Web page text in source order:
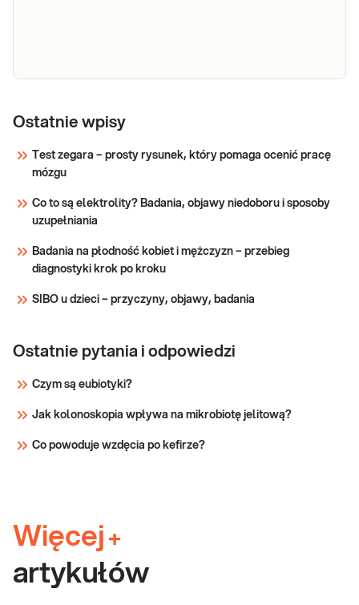
całkowity
cholesterolu całkowitego, (TC, CHOL),
chorób układu sercowo-naczyniowego w skali
Ostatnie wpisy
Test zegara – prosty rysunek, który pomaga ocenić pracę
mózgu
Co to są elektrolity? Badania, objawy niedoboru i sposoby
uzupełniania
Badania na płodność kobiet i mężczyzn – przebieg
diagnostyki krok po kroku
SIBO u dzieci – przyczyny, objawy, badania
Ostatnie pytania i odpowiedzi
Czym są eubiotyki?
Jak kolonoskopia wpływa na mikrobiotę jelitową?
Co powoduje wzdęcia po kefirze?
Więcej +
artykułów